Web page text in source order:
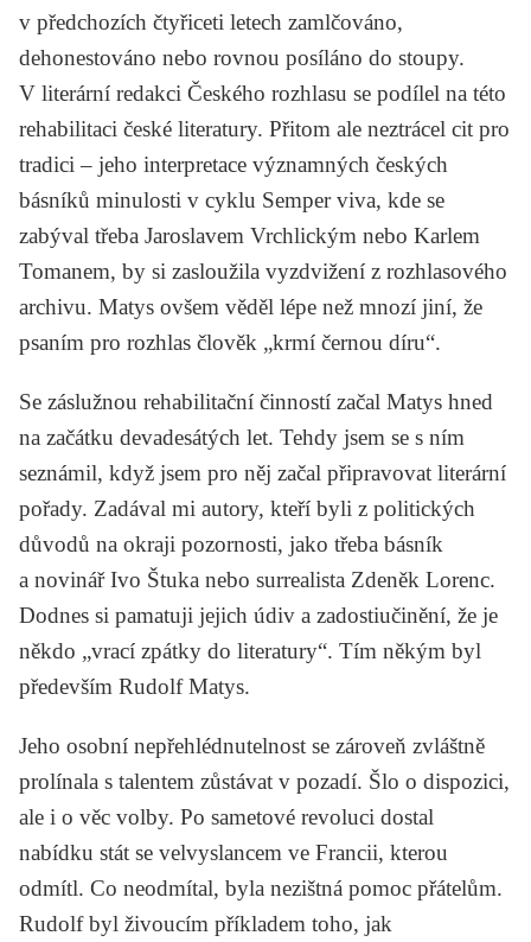
v předchozích čtyřiceti letech zamlčováno,
dehonestováno nebo rovnou posíláno do stoupy.
V literární redakci Českého rozhlasu se podílel na této
rehabilitaci české literatury. Přitom ale neztrácel cit pro
tradici – jeho interpretace významných českých
básníků minulosti v cyklu Semper viva, kde se
zabýval třeba Jaroslavem Vrchlickým nebo Karlem
Tomanem, by si zasloužila vyzdvižení z rozhlasového
archivu. Matys ovšem věděl lépe než mnozí jiní, že
psaním pro rozhlas člověk „krmí černou díru“.
Se záslužnou rehabilitační činností začal Matys hned
na začátku devadesátých let. Tehdy jsem se s ním
seznámil, když jsem pro něj začal připravovat literární
pořady. Zadával mi autory, kteří byli z politických
důvodů na okraji pozornosti, jako třeba básník
a novinář Ivo Štuka nebo surrealista Zdeněk Lorenc.
Dodnes si pamatuji jejich údiv a zadostiučinění, že je
někdo „vrací zpátky do literatury“. Tím někým byl
především Rudolf Matys.
Jeho osobní nepřehlédnutelnost se zároveň zvláštně
prolínala s talentem zůstávat v pozadí. Šlo o dispozici,
ale i o věc volby. Po sametové revoluci dostal
nabídku stát se velvyslancem ve Francii, kterou
odmítl. Co neodmítal, byla nezištná pomoc přátelům.
Rudolf byl živoucím příkladem toho, jak